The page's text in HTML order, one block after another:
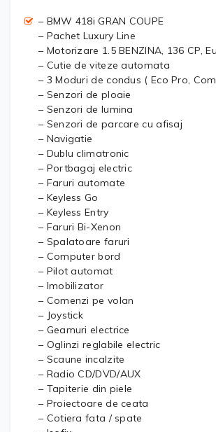
– BMW 418i GRAN COUPE
– Pachet Luxury Line
– Motorizare 1.5 BENZINA, 136 CP,
– Cutie de viteze automata
– 3 Moduri de condus ( Eco Pro,
– Senzori de ploaie
– Senzori de lumina
– Senzori de parcare cu afisaj
– Navigatie
– Dublu climatronic
– Portbagaj electric
– Faruri automate
– Keyless Go
– Keyless Entry
– Faruri Bi-Xenon
– Spalatoare faruri
– Computer bord
– Pilot automat
– Imobilizator
– Comenzi pe volan
– Joystick
– Geamuri electrice
– Oglinzi reglabile electric
– Scaune incalzite
– Radio CD/DVD/AUX
– Tapiterie din piele
– Proiectoare de ceata
– Cotiera fata / spate